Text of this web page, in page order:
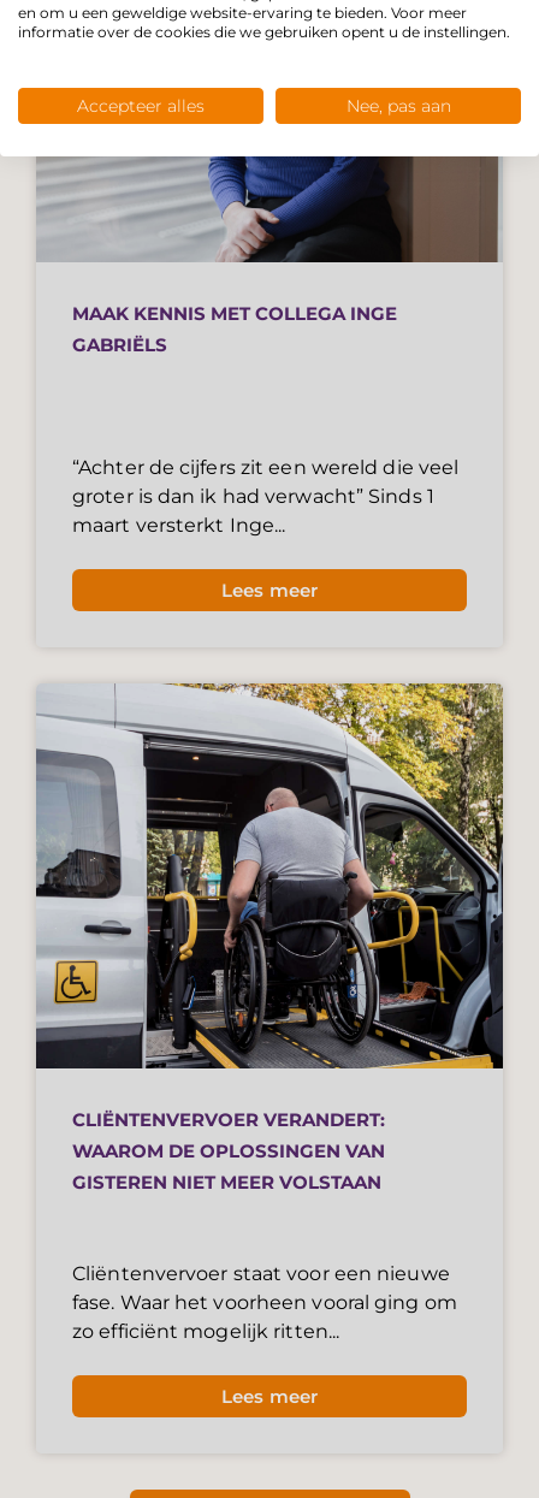
MAAK KENNIS MET COLLEGA INGE
GABRIËLS
“Achter de cijfers zit een wereld die veel
groter is dan ik had verwacht” Sinds 1
maart versterkt Inge...
Lees meer
CLIËNTENVERVOER VERANDERT:
WAAROM DE OPLOSSINGEN VAN
GISTEREN NIET MEER VOLSTAAN
Cliëntenvervoer staat voor een nieuwe
fase. Waar het voorheen vooral ging om
zo efficiënt mogelijk ritten...
Lees meer
en om u een geweldige website-ervaring te bieden. Voor meer
informatie over de cookies die we gebruiken opent u de instellingen.
Accepteer alles Nee, pas aan